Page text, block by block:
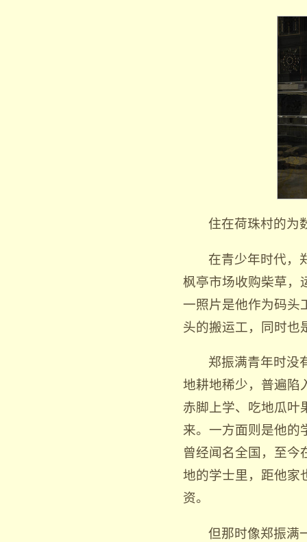
住在荷珠村的为
在青少年时代，
枫亭市场收购柴草，
一照片是他作为码头
头的搬运工，同时也
郑振满青年时没
地耕地稀少，普遍陷
赤脚上学、吃地瓜叶
来。一方面则是他的
曾经闻名全国，至今
地的学士里，距他家
资。
但那时像郑振满